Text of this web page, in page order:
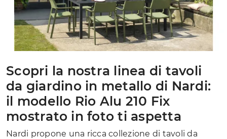
Scopri la nostra linea di tavoli
da giardino in metallo di Nardi:
il modello Rio Alu 210 Fix
mostrato in foto ti aspetta
Nardi propone una ricca collezione di tavoli da